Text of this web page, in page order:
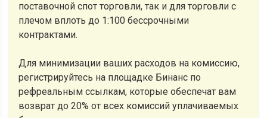
поставочной спот торговли, так и для торговли с
плечом вплоть до 1:100 бессрочными
контрактами.
Для минимизации ваших расходов на комиссию,
регистрируйтесь на площадке Бинанс по
рефреальным ссылкам, которые обеспечат вам
возврат до 20% от всех комиссий уплачиваемых